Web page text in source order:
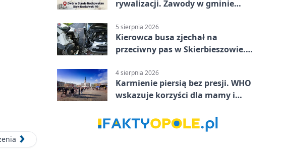
rywalizacji. Zawody w gminie
5 sierpnia 2026
Kierowca busa zjechał na
przeciwny pas w Skierbieszowie.
4 sierpnia 2026
Karmienie piersią bez presji. WHO
wskazuje korzyści dla mamy i